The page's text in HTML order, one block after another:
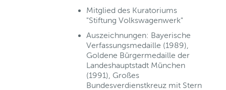
Mitglied des Kuratoriums
"Stiftung Volkswagenwerk"
Auszeichnungen: Bayerische
Verfassungsmedaille (1989),
Goldene Bürgermedaille der
Landeshauptstadt München
(1991), Großes
Bundesverdienstkreuz mit Stern